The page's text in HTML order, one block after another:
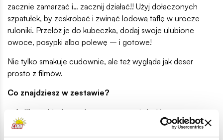
zacznie zamarzać i… zacznij działać!! Użyj dołączonych
szpatułek, by zeskrobać i zwinąć lodową taflę w urocze
ruloniki. Przełóż je do kubeczka, dodaj swoje ulubione
owoce, posypki albo polewę – i gotowe!
Nie tylko smakuje cudownie, ale też wygląda jak deser
prosto z filmów.
Co znajdziesz w zestawie?
1x Płytę chłodzącą do przygotowania lodów
1x Podstawę pod płytę